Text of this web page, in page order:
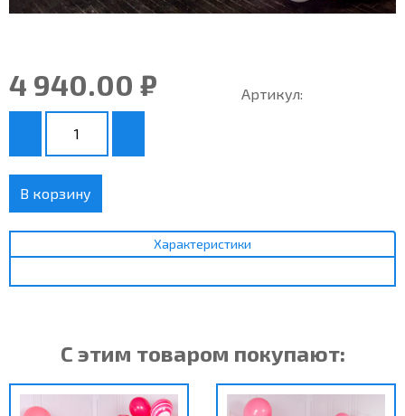
4 940.00 ₽ Артикул:
В корзину
Характеристики
С этим товаром покупают: